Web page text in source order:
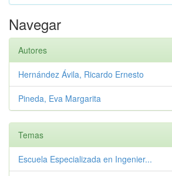
Navegar
Autores
Hernández Ávila, Ricardo Ernesto
Pineda, Eva Margarita
Temas
Escuela Especializada en Ingenier...